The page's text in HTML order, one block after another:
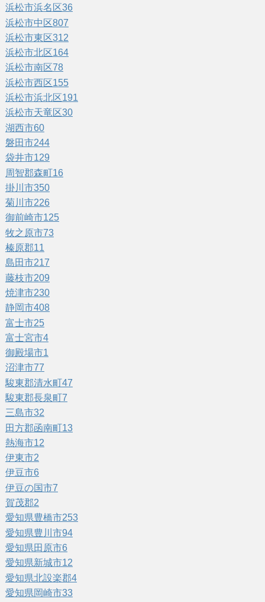
浜松市浜名区36
浜松市中区807
浜松市東区312
浜松市北区164
浜松市南区78
浜松市西区155
浜松市浜北区191
浜松市天竜区30
湖西市60
磐田市244
袋井市129
周智郡森町16
掛川市350
菊川市226
御前崎市125
牧之原市73
榛原郡11
島田市217
藤枝市209
焼津市230
静岡市408
富士市25
富士宮市4
御殿場市1
沼津市77
駿東郡清水町47
駿東郡長泉町7
三島市32
田方郡函南町13
熱海市12
伊東市2
伊豆市6
伊豆の国市7
賀茂郡2
愛知県豊橋市253
愛知県豊川市94
愛知県田原市6
愛知県新城市12
愛知県北設楽郡4
愛知県岡崎市33